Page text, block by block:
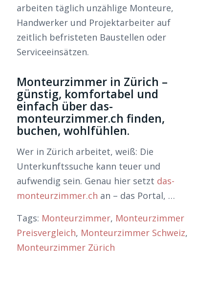
arbeiten täglich unzählige Monteure,
Handwerker und Projektarbeiter auf
zeitlich befristeten Baustellen oder
Serviceeinsätzen.
Monteurzimmer in Zürich –
günstig, komfortabel und
einfach über das-
monteurzimmer.ch finden,
buchen, wohlfühlen.
Wer in Zürich arbeitet, weiß: Die
Unterkunftssuche kann teuer und
aufwendig sein. Genau hier setzt das-
monteurzimmer.ch an – das Portal, …
Tags: Monteurzimmer, Monteurzimmer
Preisvergleich, Monteurzimmer Schweiz,
Monteurzimmer Zürich